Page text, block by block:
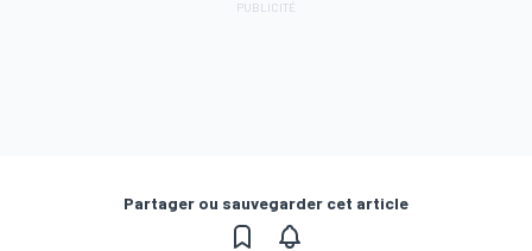
Partager ou sauvegarder cet article